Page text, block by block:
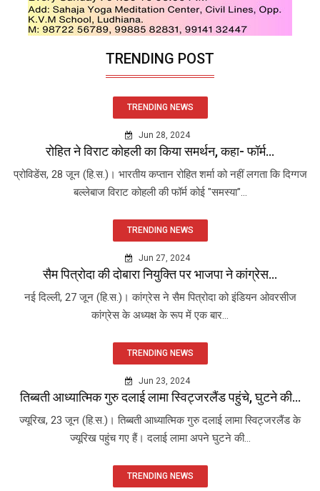
TRENDING POST
TRENDING NEWS
Jun 28, 2024
रोहित ने विराट कोहली का किया समर्थन, कहा- फॉर्म...
प्रोविडेंस, 28 जून (हि.स.)। भारतीय कप्तान रोहित शर्मा को नहीं लगता कि दिग्गज
बल्लेबाज विराट कोहली की फॉर्म कोई "समस्या"...
TRENDING NEWS
Jun 27, 2024
सैम पित्रोदा की दोबारा नियुक्ति पर भाजपा ने कांग्रेस...
नई दिल्ली, 27 जून (हि.स.)। कांग्रेस ने सैम पित्रोदा को इंडियन ओवरसीज
कांग्रेस के अध्यक्ष के रूप में एक बार...
TRENDING NEWS
Jun 23, 2024
तिब्बती आध्यात्मिक गुरु दलाई लामा स्विट्जरलैंड पहुंचे, घुटने की...
ज्यूरिख, 23 जून (हि.स.)। तिब्बती आध्यात्मिक गुरु दलाई लामा स्विट्जरलैंड के
ज्यूरिख पहुंच गए हैं। दलाई लामा अपने घुटने की...
TRENDING NEWS